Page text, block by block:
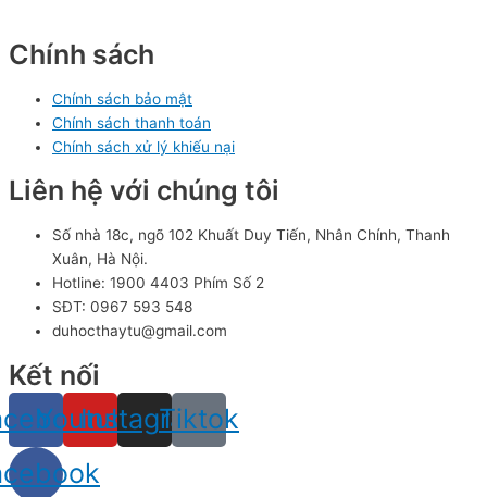
Chính sách
Chính sách bảo mật
Chính sách thanh toán
Chính sách xử lý khiếu nại
Liên hệ với chúng tôi
Số nhà 18c, ngõ 102 Khuất Duy Tiến, Nhân Chính, Thanh
Xuân, Hà Nội.
Hotline: 1900 4403 Phím Số 2
SĐT: 0967 593 548
duhocthaytu@gmail.com
Kết nối
Youtube
Instagram
Tiktok